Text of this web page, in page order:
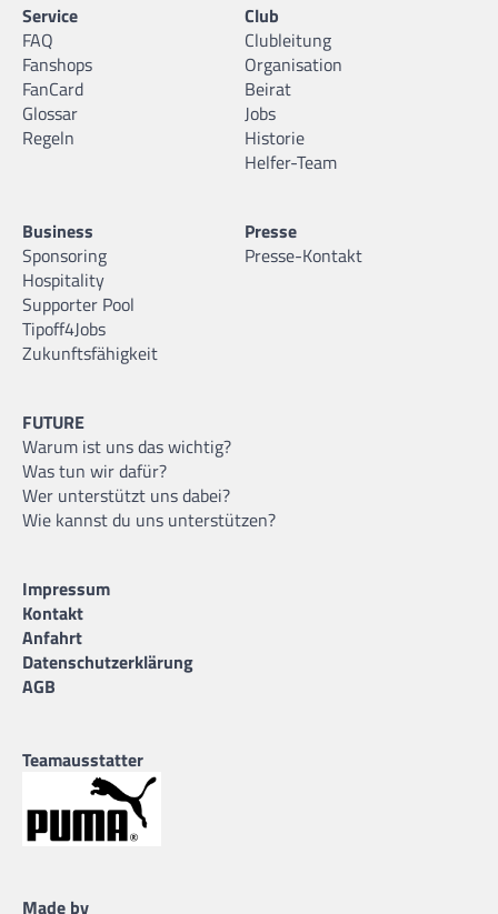
Service
FAQ
Fanshops
FanCard
Glossar
Regeln
Club
Clubleitung
Organisation
Beirat
Jobs
Historie
Helfer-Team
Business
Sponsoring
Hospitality
Supporter Pool
Tipoff4Jobs
Zukunftsfähigkeit
Presse
Presse-Kontakt
FUTURE
Warum ist uns das wichtig?
Was tun wir dafür?
Wer unterstützt uns dabei?
Wie kannst du uns unterstützen?
Impressum
Kontakt
Anfahrt
Datenschutzerklärung
AGB
Teamausstatter
Made by